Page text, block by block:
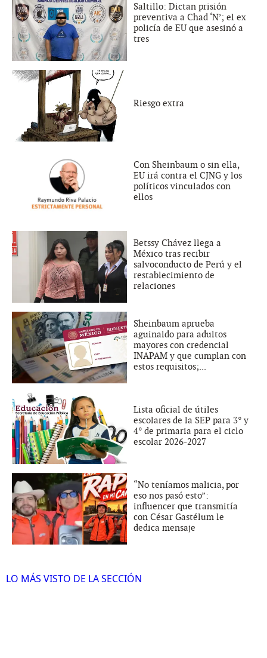
Saltillo: Dictan prisión
preventiva a Chad ‘N’; el ex
policía de EU que asesinó a
tres
Riesgo extra
Con Sheinbaum o sin ella,
EU irá contra el CJNG y los
políticos vinculados con
ellos
Betssy Chávez llega a
México tras recibir
salvoconducto de Perú y el
restablecimiento de
relaciones
Sheinbaum aprueba
aguinaldo para adultos
mayores con credencial
INAPAM y que cumplan con
estos requisitos;...
Lista oficial de útiles
escolares de la SEP para 3° y
4° de primaria para el ciclo
escolar 2026-2027
“No teníamos malicia, por
eso nos pasó esto”:
influencer que transmitía
con César Gastélum le
dedica mensaje
LO MÁS VISTO DE LA SECCIÓN